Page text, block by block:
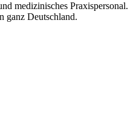
medizinisches Praxispersonal.
ganz Deutschland.